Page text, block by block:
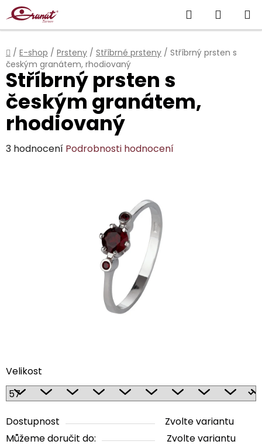
Přejít
na
obsah
Hledat
KOŠÍK
Domů
/ E-shop / Prsteny / Stříbrné prsteny / Stříbrný prsten s
českým granátem, rhodiovaný
Velikost
Dostupnost
Zvolte variantu
Můžeme doručit do:
Zvolte variantu
Stříbrný prsten s
českým granátem,
rhodiovaný
Průměrné
3 hodnocení Podrobnosti hodnocení